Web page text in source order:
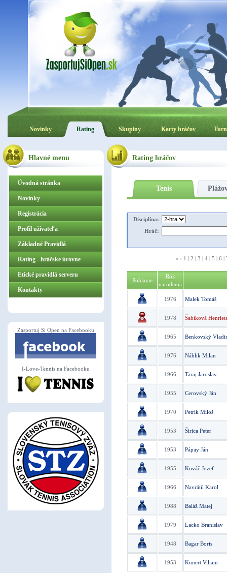
Novinky Rating Skupiny Karty hráčov
Hlavné menu
Úvodná stránka
Novinky
Registrácia
Profil užívateľa
Základné Pravidlá
ZasportujSiOpen.sk
Rating - hráčske úrovne
Etické pravidlá serveru
Kontakty
Zasportuj Si Open na Facebooku
I-Love-Tennis na Facebooku
Rating hráčov
Tenis
Disciplína:
Hráč:
« ‹ 1 | 2 | 3 | 4 | 5 | 6 |
Pohlavie
Rok
narodenia
1976 Malek Tomáš
1978 Šabìková
1965 Benkovský
1976 Náhlik Milan
1966 Taraj Jaroslav
1955 Cerovský Ján
1970 Petrík Miloš
1953 Širica Peter
1953 Pápay Ján
1955 Kováč Jozef
1966 Navrátil Karol
1988 Baláž Matej
1979 Lacko Branislav
1948 Bagar Boris
1953 Kunert Viliam